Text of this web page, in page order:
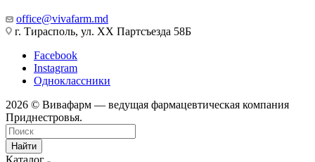
office@vivafarm.md
г. Тирасполь, ул. ХХ Партсъезда 58Б
Facebook
Instagram
Одноклассники
2026 © Вивафарм — ведущая фармацевтическая компания
Приднестровья.
Найти
Каталог